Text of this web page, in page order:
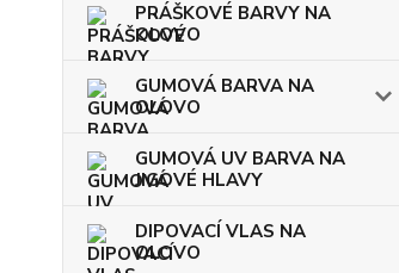
PRÁŠKOVÉ BARVY NA
OLOVO
GUMOVÁ BARVA NA
OLOVO
GUMOVÁ UV BARVA NA
JIGOVÉ HLAVY
DIPOVACÍ VLAS NA
OLOVO